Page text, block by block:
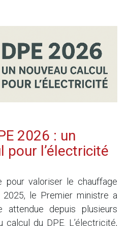
2026 : un
pour l’électricité
pour valoriser le chauffage
le Premier ministre a
attendue depuis plusieurs
calcul du DPE. L’électricité,